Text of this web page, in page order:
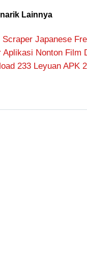
Lainnya
Scraper Japanese
Aplikasi Nonton Film
233 Leyuan APK